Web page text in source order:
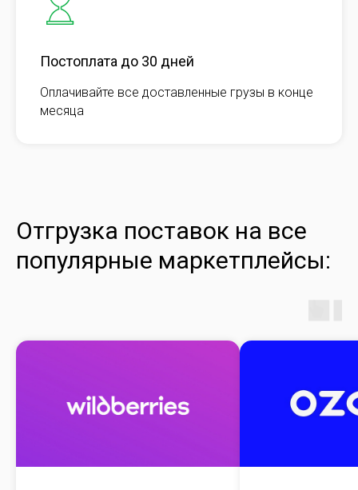
Постоплата до 30 дней
Оплачивайте все доставленные грузы в конце
месяца
Отгрузка поставок на все
популярные маркетплейсы: